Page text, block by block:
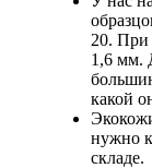
20. При
1,6 мм.
какой
нужно
складе.